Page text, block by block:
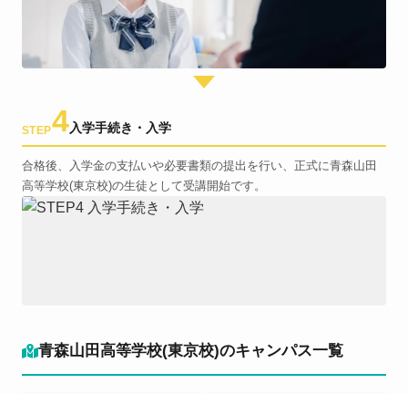
STEP4入学手続き・入学
合格後、入学金の支払いや必要書類の提出を行い、正式に青森山田
高等学校(東京校)の生徒として受講開始です。
青森山田高等学校(東京校)のキャンパス一覧